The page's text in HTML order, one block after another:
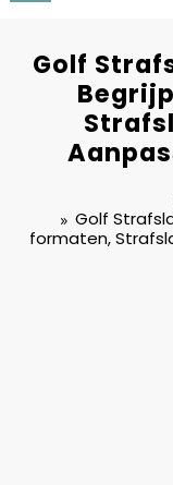
Golf
Golf
formaten,